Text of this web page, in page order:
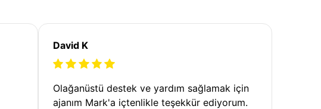
David K
Olağanüstü destek ve yardım sağlamak için
ajanım Mark'a içtenlikle teşekkür ediyorum.